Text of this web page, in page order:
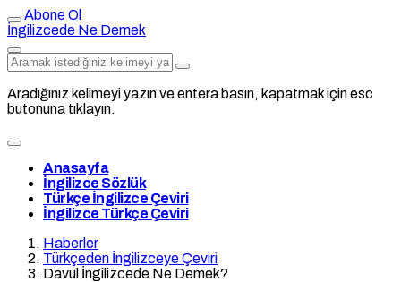
Abone Ol
İngilizcede Ne Demek
Aradığınız kelimeyi yazın ve entera basın, kapatmak için esc
butonuna tıklayın.
Anasayfa
İngilizce Sözlük
Türkçe İngilizce Çeviri
İngilizce Türkçe Çeviri
Haberler
Türkçeden İngilizceye Çeviri
Davul İngilizcede Ne Demek?